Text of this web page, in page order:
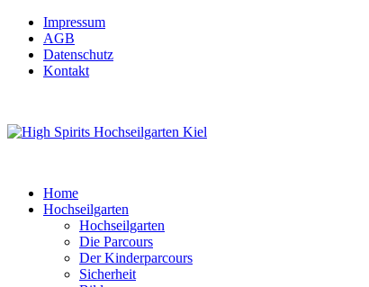
Impressum
AGB
Datenschutz
Kontakt
Home
Hochseilgarten
Hochseilgarten
Die Parcours
Der Kinderparcours
Sicherheit